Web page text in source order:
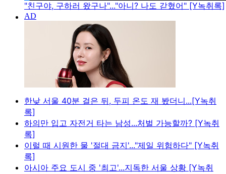
"친구야, 구하러 왔구나"..."아니? 나도 갇혔어" [Y녹취록]
한낮 서울 40분 걸은 뒤, 두피 온도 재 봤더니...[Y녹취
록]
하의만 입고 자전거 타는 남성...처벌 가능할까? [Y녹취
록]
이럴 때 시원한 물 '절대 금지'..."제일 위험하다" [Y녹취
록]
아시아 주요 도시 중 '최고'...지독한 서울 상황 [Y녹취